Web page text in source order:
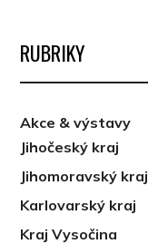
RUBRIKY
Akce & výstavy
Jihočeský kraj
Jihomoravský kraj
Karlovarský kraj
Kraj Vysočina